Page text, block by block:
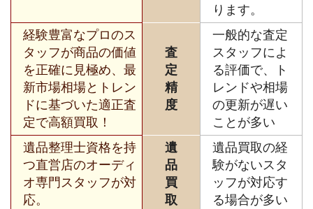
ります。
経験豊富なプロのス
タッフが商品の価値
を正確に見極め、最
新市場相場とトレン
ドに基づいた適正査
定で高額買取！
査
定
精
度
一般的な査定
スタッフによ
る評価で、ト
レンドや相場
の更新が遅い
ことが多い
遺品整理士資格を持
つ直営店のオーディ
オ専門スタッフが対
応。
遺
品
買
取
遺品買取の経
験がないスタ
ッフが対応す
る場合が多い